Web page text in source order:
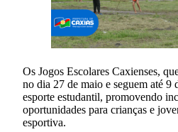
Os Jogos Escolares Caxienses,
no dia 27 de maio e seguem até 9
esporte estudantil, promovendo
oportunidades para crianças e
esportiva.